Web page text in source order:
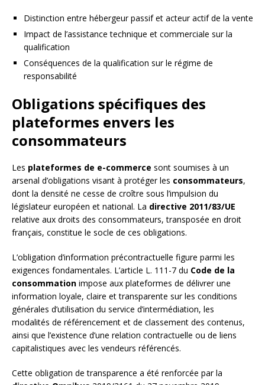
Distinction entre hébergeur passif et acteur actif de la vente
Impact de l’assistance technique et commerciale sur la
qualification
Conséquences de la qualification sur le régime de
responsabilité
Obligations spécifiques des
plateformes envers les
consommateurs
Les plateformes de e-commerce sont soumises à un
arsenal d’obligations visant à protéger les consommateurs,
dont la densité ne cesse de croître sous l’impulsion du
législateur européen et national. La directive 2011/83/UE
relative aux droits des consommateurs, transposée en droit
français, constitue le socle de ces obligations.
L’obligation d’information précontractuelle figure parmi les
exigences fondamentales. L’article L. 111-7 du Code de la
consommation impose aux plateformes de délivrer une
information loyale, claire et transparente sur les conditions
générales d’utilisation du service d’intermédiation, les
modalités de référencement et de classement des contenus,
ainsi que l’existence d’une relation contractuelle ou de liens
capitalistiques avec les vendeurs référencés.
Cette obligation de transparence a été renforcée par la